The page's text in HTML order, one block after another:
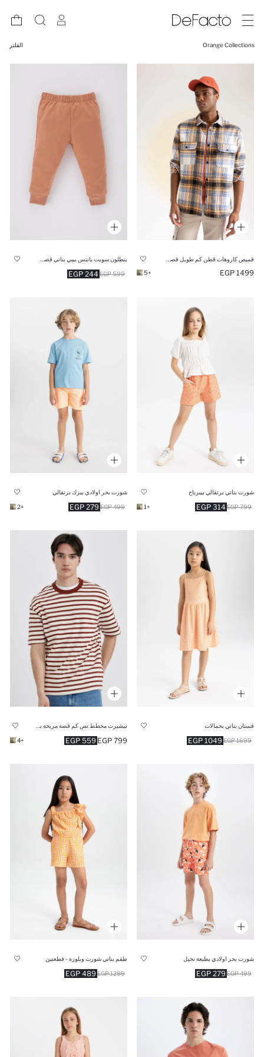
Orange Collections الفلتر
1499 EGP
+5
244 EGP 599 EGP
شورت بناتي برتقالي بيبرباج
314 EGP 799 EGP
+1
شورت بحر اولادي بيزك برتقالي
279 EGP 499 EGP
+2
فستان بناتي بحمالات
1049 EGP 1699 EGP
559 EGP 799 EGP
+4
شورت بحر اولادي بطبعة نخيل
279 EGP 499 EGP
طقم بناتي شورت وبلوزة - قطعتين
489 EGP 1299 EGP